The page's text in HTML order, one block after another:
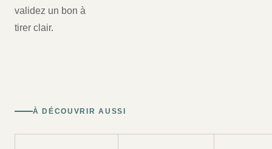
validez un bon à
tirer clair.
À DÉCOUVRIR AUSSI